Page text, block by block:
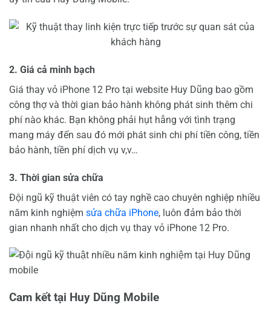
2. Giá cả minh bạch
Giá thay vỏ iPhone 12 Pro tại website Huy Dũng bao gồm
công thợ và thời gian bảo hành không phát sinh thêm chi
phí nào khác. Bạn không phải hụt hẫng với tình trạng
mang máy đến sau đó mới phát sinh chi phí tiền công, tiền
bảo hành, tiền phí dịch vụ v,v…
3. Thời gian sửa chữa
Đội ngũ kỹ thuật viên có tay nghề cao chuyên nghiệp nhiều
năm kinh nghiệm sửa chữa iPhone, luôn đảm bảo thời
gian nhanh nhất cho dịch vụ thay vỏ iPhone 12 Pro.
Cam kết tại Huy Dũng Mobile